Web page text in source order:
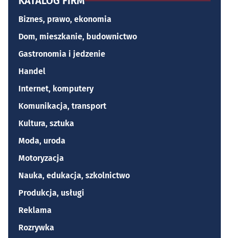
Biznes, prawo, ekonomia
Dom, mieszkanie, budownictwo
Gastronomia i jedzenie
Handel
Internet, komputery
Komunikacja, transport
Kultura, sztuka
Moda, uroda
Motoryzacja
Nauka, edukacja, szkolnictwo
Produkcja, usługi
Reklama
Rozrywka